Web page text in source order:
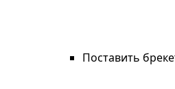
Поставить